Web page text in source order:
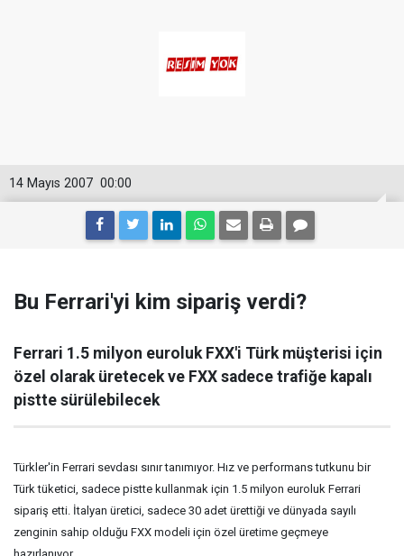
00:00
14 Mayıs 2007
Bu Ferrari'yi kim sipariş verdi?
Ferrari 1.5 milyon euroluk FXX'i Türk müşterisi için
özel olarak üretecek ve FXX sadece trafiğe kapalı
pistte sürülebilecek
Türkler'in Ferrari sevdası sınır tanımıyor. Hız ve performans tutkunu bir
Türk tüketici, sadece pistte kullanmak için 1.5 milyon euroluk Ferrari
sipariş etti. İtalyan üretici, sadece 30 adet ürettiği ve dünyada sayılı
zenginin sahip olduğu FXX modeli için özel üretime geçmeye